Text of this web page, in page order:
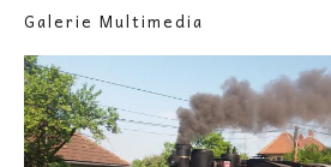
Galerie Multimedia